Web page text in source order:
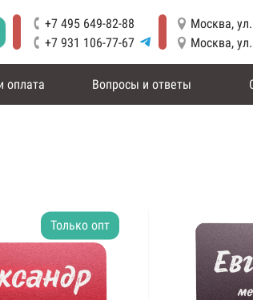
+7 495 649-82-88
+7 931 106-77-67
Москва,
Москва,
оплата Вопросы и ответы
Только опт